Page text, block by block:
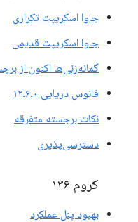
جاوا اسکریپت تکراری
جاوا اسکریپت قدیمی
گمانه‌زنی‌ها اکنون از
فانوس دریایی ۱۲.۶.۰
نکات برجسته متفرقه
دسترسی‌پذیری
کروم ۱۳۶
بهبود پنل عملکرد